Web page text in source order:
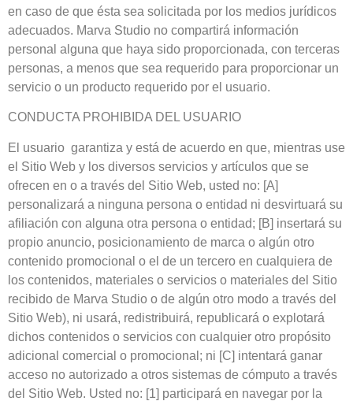
en caso de que ésta sea solicitada por los medios jurídicos
adecuados. Marva Studio no compartirá información
personal alguna que haya sido proporcionada, con terceras
personas, a menos que sea requerido para proporcionar un
servicio o un producto requerido por el usuario.
CONDUCTA PROHIBIDA DEL USUARIO
El usuario garantiza y está de acuerdo en que, mientras use
el Sitio Web y los diversos servicios y artículos que se
ofrecen en o a través del Sitio Web, usted no: [A]
personalizará a ninguna persona o entidad ni desvirtuará su
afiliación con alguna otra persona o entidad; [B] insertará su
propio anuncio, posicionamiento de marca o algún otro
contenido promocional o el de un tercero en cualquiera de
los contenidos, materiales o servicios o materiales del Sitio
recibido de Marva Studio o de algún otro modo a través del
Sitio Web), ni usará, redistribuirá, republicará o explotará
dichos contenidos o servicios con cualquier otro propósito
adicional comercial o promocional; ni [C] intentará ganar
acceso no autorizado a otros sistemas de cómputo a través
del Sitio Web. Usted no: [1] participará en navegar por la